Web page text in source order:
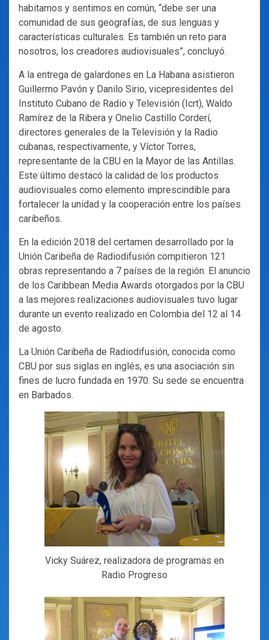
habitamos y sentimos en común, “debe ser una
comunidad de sus geografías, de sus lenguas y
características culturales. Es también un reto para
nosotros, los creadores audiovisuales”, concluyó.
A la entrega de galardones en La Habana asistieron
Guillermo Pavón y Danilo Sirio, vicepresidentes del
Instituto Cubano de Radio y Televisión (Icrt), Waldo
Ramírez de la Ribera y Onelio Castillo Corderí,
directores generales de la Televisión y la Radio
cubanas, respectivamente, y Víctor Torres,
representante de la CBU en la Mayor de las Antillas.
Este último destacó la calidad de los productos
audiovisuales como elemento imprescindible para
fortalecer la unidad y la cooperación entre los países
caribeños.
En la edición 2018 del certamen desarrollado por la
Unión Caribeña de Radiodifusión compitieron 121
obras representando a 7 países de la región. El anuncio
de los Caribbean Media Awards otorgados por la CBU
a las mejores realizaciones audiovisuales tuvo lugar
durante un evento realizado en Colombia del 12 al 14
de agosto.
La Unión Caribeña de Radiodifusión, conocida como
CBU por sus siglas en inglés, es una asociación sin
fines de lucro fundada en 1970. Su sede se encuentra
en Barbados.
Vicky Suárez, realizadora de programas en
Radio Progreso